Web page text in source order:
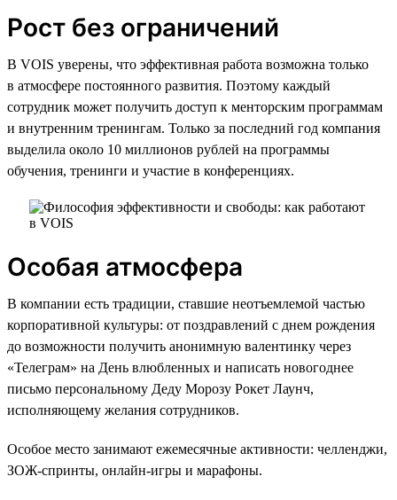
Рост без ограничений
В VOIS уверены, что эффективная работа возможна только
в атмосфере постоянного развития. Поэтому каждый
сотрудник может получить доступ к менторским программам
и внутренним тренингам. Только за последний год компания
выделила около 10 миллионов рублей на программы
обучения, тренинги и участие в конференциях.
Особая атмосфера
В компании есть традиции, ставшие неотъемлемой частью
корпоративной культуры: от поздравлений с днем рождения
до возможности получить анонимную валентинку через
«Телеграм» на День влюбленных и написать новогоднее
письмо персональному Деду Морозу Рокет Лаунч,
исполняющему желания сотрудников.
Особое место занимают ежемесячные активности: челленджи,
ЗОЖ-спринты, онлайн-игры и марафоны.